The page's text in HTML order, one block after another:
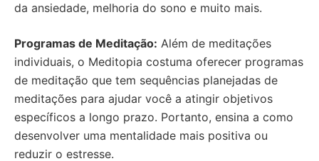
da ansiedade, melhoria do sono e muito mais.
Programas de Meditação: Além de meditações
individuais, o Meditopia costuma oferecer programas
de meditação que tem sequências planejadas de
meditações para ajudar você a atingir objetivos
específicos a longo prazo. Portanto, ensina a como
desenvolver uma mentalidade mais positiva ou
reduzir o estresse.